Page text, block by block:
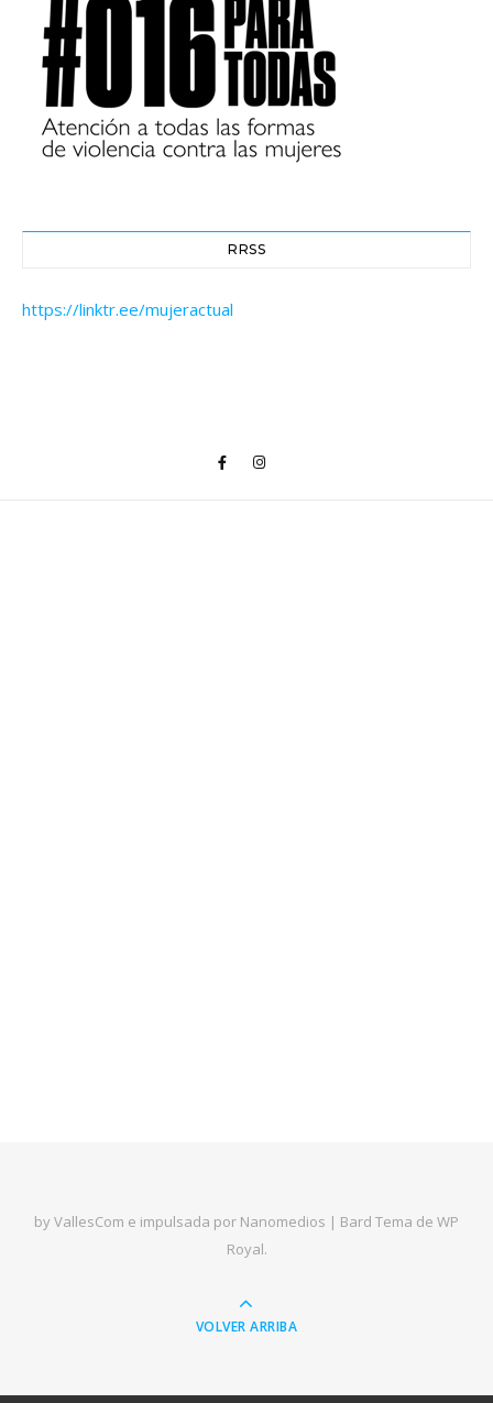
RRSS
https://linktr.ee/mujeractual
by VallesCom e impulsada por Nanomedios | Bard Tema de WP
Royal.
VOLVER ARRIBA